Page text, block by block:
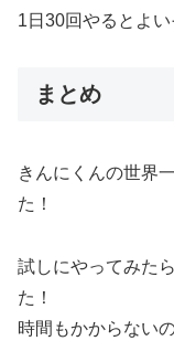
1日30回やるとよい
まとめ
きんにくんの世界
た！
試しにやってみた
た！
時間もかからない